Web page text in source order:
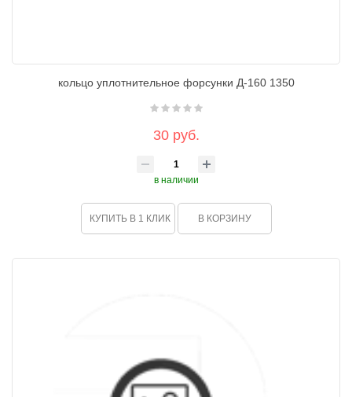
кольцо уплотнительное форсунки Д-160 1350
30 руб.
в наличии
КУПИТЬ В 1 КЛИК В КОРЗИНУ